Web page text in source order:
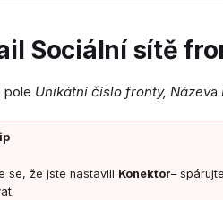
Sociální sítě
pole Unikátní číslo fronty, Názeva
se, že jste nastavili Konektor–